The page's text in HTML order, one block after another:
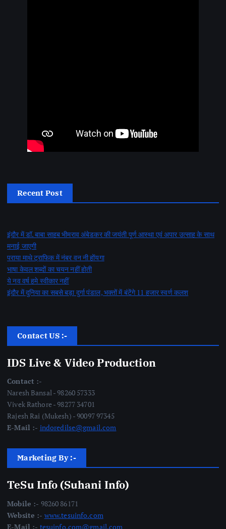
Recent Post
इंदौर में डॉ. बाबा साहब भीमराव अंबेडकर की जयंती पूर्ण आस्था एवं अपार उत्साह के साथ
मनाई जाएगी
पराया माथे ट्राफिक में नंबर वन नी होंयगा
भाषा केवल शब्दों का चयन नहीं होती
ये नव वर्ष हमे स्वीकार नहीं
इंदौर में दुनिया का सबसे बड़ा दुर्गा पंडाल, भक्तों में बंटेंगे 11 हजार स्वर्ण कलश
Contact US :-
IDS Live & Video Production
Contact :-
Naresh Bansal - 98260 57333
Vivek Rathore - 98277 34701
Rajesh Rai (Mukesh) - 90097 97345
E-Mail :- indoredilse@gmail.com
Marketing By :-
TeSu Info (Suhani Info)
Mobile :- 98260 86171
Website :- www.tesuinfo.com
E-Mail :- tesuinfo.com@gmail.com